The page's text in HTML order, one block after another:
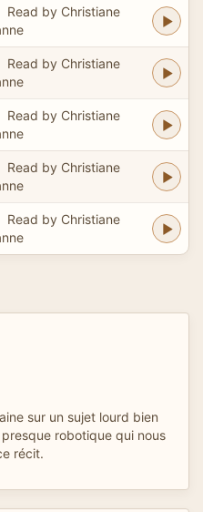
Read by Christiane
Read by Christiane
Read by Christiane
Read by Christiane
Read by Christiane
sur un sujet lourd bien
robotique qui nous
récit.